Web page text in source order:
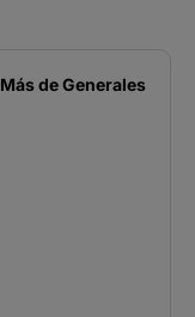
Más deGenerales